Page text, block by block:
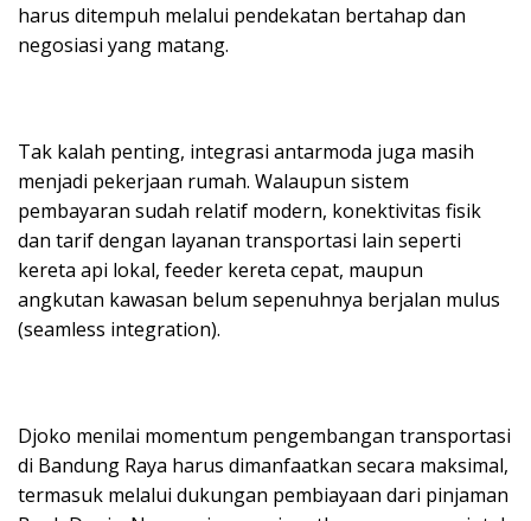
harus ditempuh melalui pendekatan bertahap dan
negosiasi yang matang.
Tak kalah penting, integrasi antarmoda juga masih
menjadi pekerjaan rumah. Walaupun sistem
pembayaran sudah relatif modern, konektivitas fisik
dan tarif dengan layanan transportasi lain seperti
kereta api lokal, feeder kereta cepat, maupun
angkutan kawasan belum sepenuhnya berjalan mulus
(seamless integration).
Djoko menilai momentum pengembangan transportasi
di Bandung Raya harus dimanfaatkan secara maksimal,
termasuk melalui dukungan pembiayaan dari pinjaman